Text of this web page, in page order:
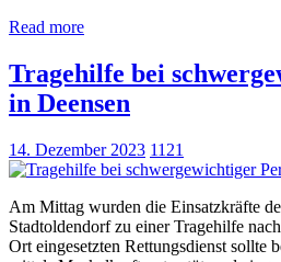
Read more
Tragehilfe bei
in Deensen
14. Dezember 2023 1121
Am Mittag wurden die Einsatzkräfte
Stadtoldendorf zu einer Tragehilfe
Ort eingesetzten Rettungsdienst sollte